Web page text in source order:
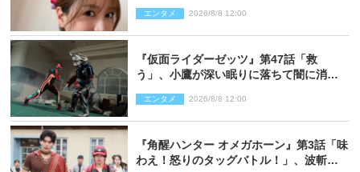
エンタメ 2026/8/8 12:00
『仮面ライダーゼッツ』第47話「救
う」、小鷹が深い眠りに落ちて闇に消え
エンタメ 2026/8/8 12:00
『角醒ハンター オメガホーン』第3話「味
わえ！怒りのタッグバトル！」、波斬の